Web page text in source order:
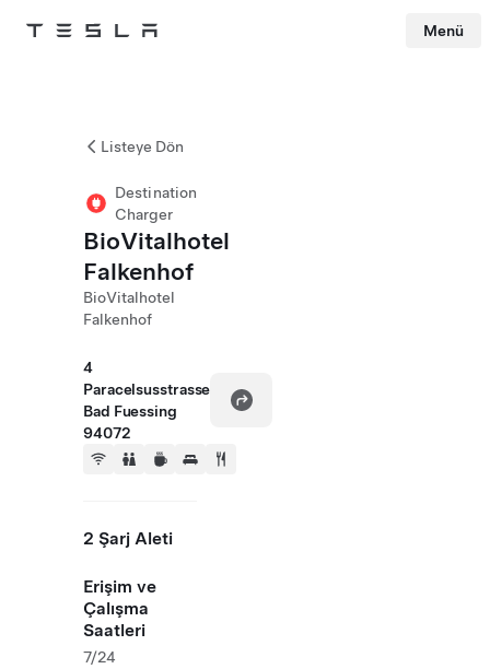
Tesla Menü
Listeye Dön
Destination
Charger
BioVitalhotel
Falkenhof
BioVitalhotel
Falkenhof
4
Paracelsusstrasse
Bad Fuessing
94072
2 Şarj Aleti
Erişim ve
Çalışma
Saatleri
7/24